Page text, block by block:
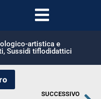
artistica e
, Sussidi tiflodidattici
SUCCESSIVO